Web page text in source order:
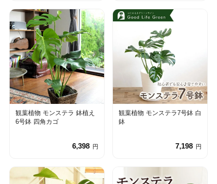
観葉植物 モンステラ 鉢植え
6号鉢 四角カゴ
6,398 円
観葉植物 モンステラ7号鉢 白
鉢
7,198 円